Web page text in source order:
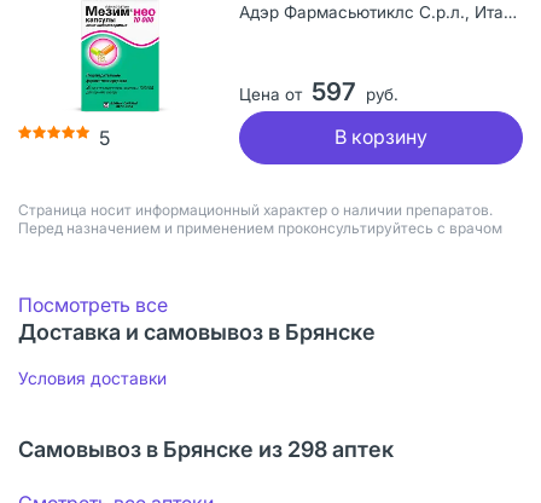
5
Адэр Фармасьютиклс С.р.л., Италия
Цена от 597 руб.
В корзину
Страница носит информационный характер о наличии препаратов.
Перед назначением и применением проконсультируйтесь с врачом
Посмотреть все
Доставка и самовывоз в Брянске
Условия доставки
Самовывоз в Брянске из 298 аптек